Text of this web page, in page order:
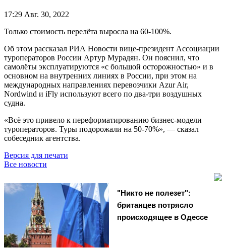
17:29 Авг. 30, 2022
Только стоимость перелёта выросла на 60-100%.
Об этом рассказал РИА Новости вице-президент Ассоциации
туроператоров России Артур Мурадян. Он пояснил, что
самолёты эксплуатируются «с большой осторожностью» и в
основном на внутренних линиях в России, при этом на
международных направлениях перевозчики Azur Air,
Nordwind и iFly используют всего по два-три воздушных
судна.
«Всё это привело к переформатированию бизнес-модели
туроператоров. Туры подорожали на 50-70%», — сказал
собеседник агентства.
Версия для печати
Все новости
"Никто не полезет":
британцев потрясло
происходящее в Одессе